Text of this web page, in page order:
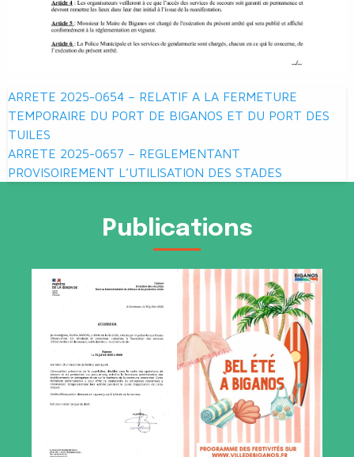
Navigation
de
l’article
ARRETE 2025-0654 – RELATIF A LA FERMETURE
TEMPORAIRE DU PORT DE BIGANOS ET DU PORT DES
TUILES
ARRETE 2025-0657 – REGLEMENTANT
PROVISOIREMENT L’UTILISATION DES STADES
Publications